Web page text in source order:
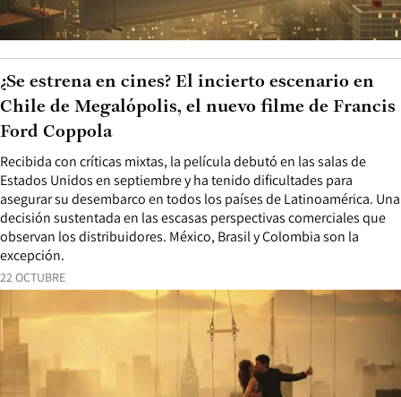
22 OCTUBRE
Recibida con críticas mixtas, la película debutó en las salas de
Estados Unidos en septiembre y ha tenido dificultades para
asegurar su desembarco en todos los países de Latinoamérica. Una
decisión sustentada en las escasas perspectivas comerciales que
observan los distribuidores. México, Brasil y Colombia son la
excepción.
¿Se estrena en cines? El incierto escenario en
Chile de Megalópolis, el nuevo filme de Francis
Ford Coppola